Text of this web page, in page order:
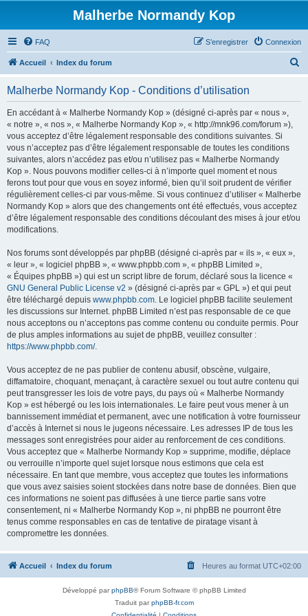
Malherbe Normandy Kop
FAQ Connexion
S’enregistrer
Accueil Index du forum
Malherbe Normandy Kop - Conditions d’utilisation
En accédant à « Malherbe Normandy Kop » (désigné ci-après par « nous »,
« notre », « nos », « Malherbe Normandy Kop », « http://mnk96.com/forum »),
vous acceptez d’être légalement responsable des conditions suivantes. Si
vous n’acceptez pas d’être légalement responsable de toutes les conditions
suivantes, alors n’accédez pas et/ou n’utilisez pas « Malherbe Normandy
Kop ». Nous pouvons modifier celles-ci à n’importe quel moment et nous
ferons tout pour que vous en soyez informé, bien qu’il soit prudent de vérifier
régulièrement celles-ci par vous-même. Si vous continuez d’utiliser « Malherbe
Normandy Kop » alors que des changements ont été effectués, vous acceptez
d’être légalement responsable des conditions découlant des mises à jour et/ou
modifications.
Nos forums sont développés par phpBB (désigné ci-après par « ils », « eux »,
« leur », « logiciel phpBB », « www.phpbb.com », « phpBB Limited »,
« Équipes phpBB ») qui est un script libre de forum, déclaré sous la licence «
GNU General Public License v2 » (désigné ci-après par « GPL ») et qui peut
être téléchargé depuis www.phpbb.com. Le logiciel phpBB facilite seulement
les discussions sur Internet. phpBB Limited n’est pas responsable de ce que
nous acceptons ou n’acceptons pas comme contenu ou conduite permis. Pour
de plus amples informations au sujet de phpBB, veuillez consulter :
https://www.phpbb.com/.
Vous acceptez de ne pas publier de contenu abusif, obscène, vulgaire,
diffamatoire, choquant, menaçant, à caractère sexuel ou tout autre contenu qui
peut transgresser les lois de votre pays, du pays où « Malherbe Normandy
Kop » est hébergé ou les lois internationales. Le faire peut vous mener à un
bannissement immédiat et permanent, avec une notification à votre fournisseur
d’accès à Internet si nous le jugeons nécessaire. Les adresses IP de tous les
messages sont enregistrées pour aider au renforcement de ces conditions.
Vous acceptez que « Malherbe Normandy Kop » supprime, modifie, déplace
ou verrouille n’importe quel sujet lorsque nous estimons que cela est
nécessaire. En tant que membre, vous acceptez que toutes les informations
que vous avez saisies soient stockées dans notre base de données. Bien que
ces informations ne soient pas diffusées à une tierce partie sans votre
consentement, ni « Malherbe Normandy Kop », ni phpBB ne pourront être
tenus comme responsables en cas de tentative de piratage visant à
compromettre les données.
Accueil Index du forum Heures au format UTC+02:00
Développé parphpBB® Forum Software © phpBB Limited
Traduit parphpBB-fr.com